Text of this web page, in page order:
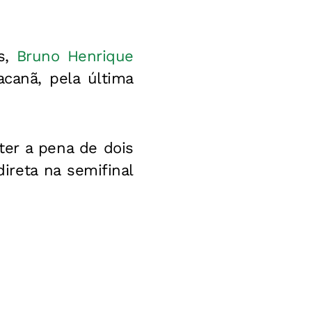
Bruno Henrique
pela última
a pena de dois
na semifinal